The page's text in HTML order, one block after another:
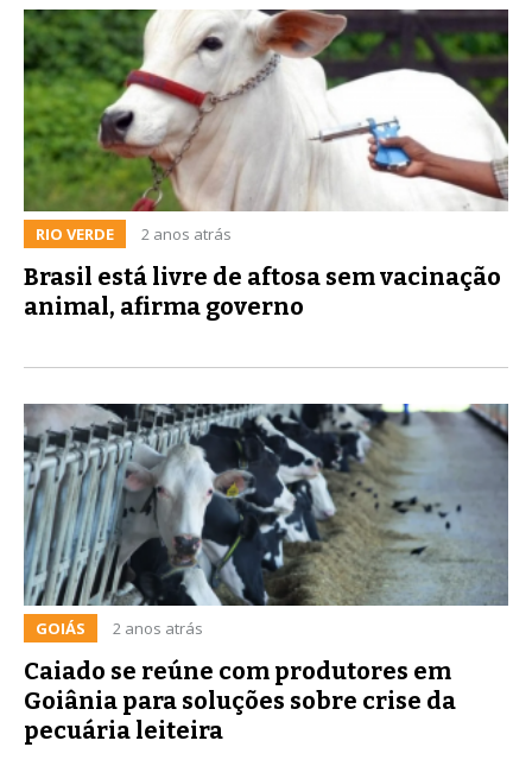
RIO VERDE 2 anos atrás
Brasil está livre de aftosa sem vacinação
animal, afirma governo
GOIÁS 2 anos atrás
Caiado se reúne com produtores em
Goiânia para soluções sobre crise da
pecuária leiteira